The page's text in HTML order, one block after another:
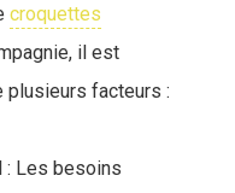
croquettes
il est
plusieurs facteurs :
: Les besoins